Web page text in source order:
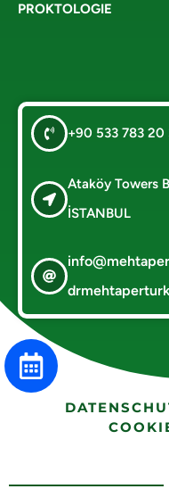
PROKTOLOGIE
+90 533 783 20
Ataköy Towers
İSTANBUL